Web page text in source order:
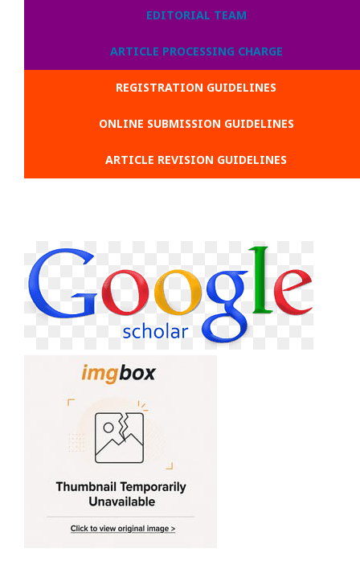
EDITORIAL TEAM
ARTICLE PROCESSING CHARGE
REGISTRATION GUIDELINES
ONLINE SUBMISSION GUIDELINES
ARTICLE REVISION GUIDELINES